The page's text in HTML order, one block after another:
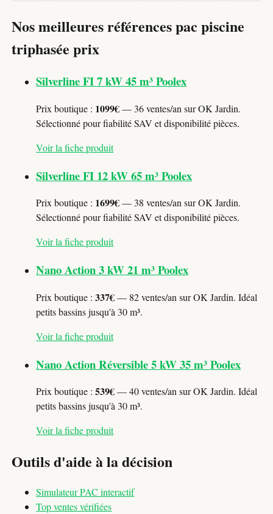
Nos meilleures références pac piscine
triphasée prix
Silverline FI 7 kW 45 m³ Poolex
Prix boutique : 1099€— 36 ventes/an sur OK Jardin.
Sélectionné pour fiabilité SAV et disponibilité pièces.
Voir la fiche produit
Silverline FI 12 kW 65 m³ Poolex
Prix boutique : 1699€— 38 ventes/an sur OK Jardin.
Sélectionné pour fiabilité SAV et disponibilité pièces.
Voir la fiche produit
Nano Action 3 kW 21 m³ Poolex
Prix boutique :337€— 82 ventes/an sur OK Jardin. Idéal
petits bassins jusqu'à 30 m³.
Voir la fiche produit
Nano Action Réversible 5 kW 35 m³ Poolex
Prix boutique :539€— 40 ventes/an sur OK Jardin. Idéal
petits bassins jusqu'à 30 m³.
Voir la fiche produit
Outils d'aide à la décision
Simulateur PAC interactif
Top ventes vérifiées